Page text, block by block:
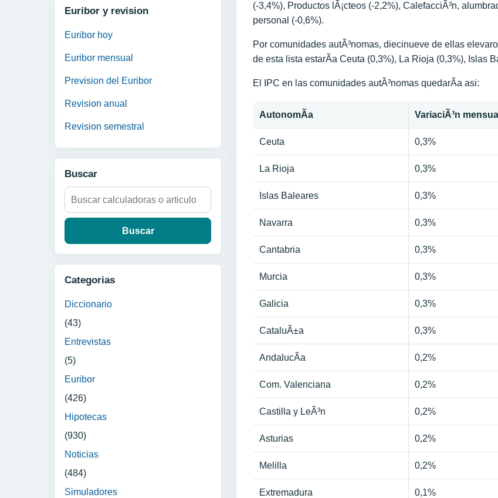
Euribor y revision
Euribor hoy
Euribor mensual
Prevision del Euribor
Revision anual
Revision semestral
Buscar
Buscar:
Categorias
Diccionario
(43)
Entrevistas
(5)
Euribor
(426)
Hipotecas
(930)
Noticias
(484)
Simuladores
(-3,4%), Productos lÃ¡cteos (-2,2%), CalefacciÃ³n,
personal (-0,6%).
Por comunidades autÃ³nomas, diecinueve de ellas
de esta lista estarÃ­a Ceuta (0,3%), La Rioja (0,3%), Islas
El IPC en las comunidades autÃ³nomas quedarÃ­a asi:
AutonomÃ­a VariaciÃ³n mensual
Ceuta 0,3%
La Rioja 0,3%
Islas Baleares 0,3%
Navarra 0,3%
Cantabria 0,3%
Murcia 0,3%
Galicia 0,3%
CataluÃ±a 0,3%
AndalucÃ­a 0,2%
Com. Valenciana 0,2%
Castilla y LeÃ³n 0,2%
Asturias 0,2%
Melilla 0,2%
Extremadura 0,1%